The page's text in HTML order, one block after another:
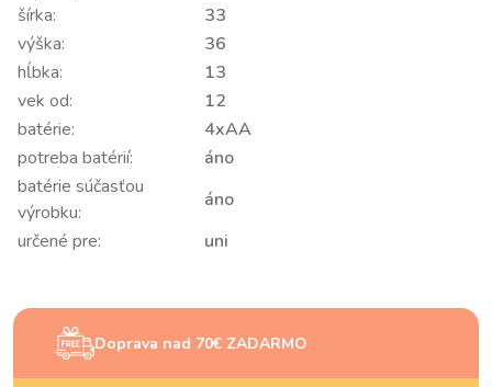
šírka:
33
výška:
36
hĺbka:
13
vek od:
12
batérie:
4xAA
potreba batérií:
áno
batérie súčasťou
výrobku:
áno
určené pre:
uni
Doprava nad 70€ ZADARMO